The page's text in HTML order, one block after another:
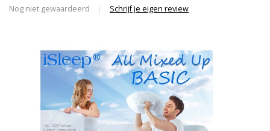
Nog niet gewaardeerd | Schrijf je eigen review